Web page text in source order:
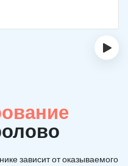
›
зависит от оказываемого